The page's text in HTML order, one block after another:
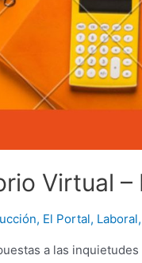
Virtual –
, El Portal, Laboral,
a las